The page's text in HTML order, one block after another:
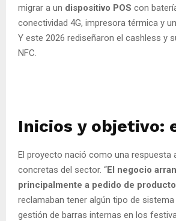
migrar a un dispositivo POS con
conectividad 4G, impresora térmica y
Y este 2026 rediseñaron el cashless y
NFC.
Inicios y objetivo:
El proyecto nació como una respuesta
concretas del sector. “El negocio
principalmente a pedido de
reclamaban tener algún tipo de
gestión de barras internas en los